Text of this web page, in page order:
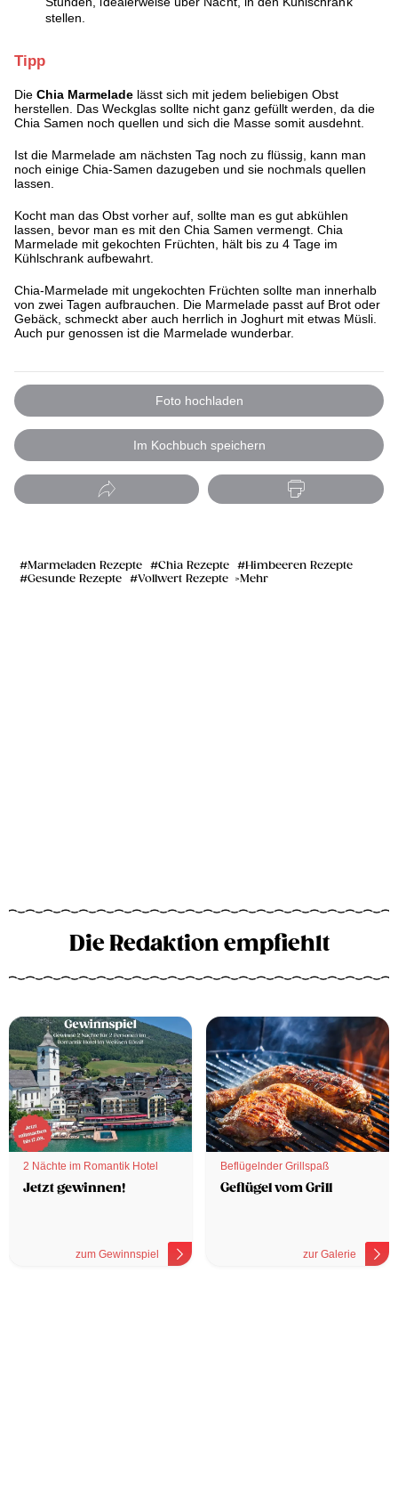
stellen.
Tipp
Die Chia Marmelade lässt sich mit jedem beliebigen Obst
herstellen. Das Weckglas sollte nicht ganz gefüllt werden, da die
Chia Samen noch quellen und sich die Masse somit ausdehnt.
Ist die Marmelade am nächsten Tag noch zu flüssig, kann man
noch einige Chia-Samen dazugeben und sie nochmals quellen
lassen.
Kocht man das Obst vorher auf, sollte man es gut abkühlen
lassen, bevor man es mit den Chia Samen vermengt. Chia
Marmelade mit gekochten Früchten, hält bis zu 4 Tage im
Kühlschrank aufbewahrt.
Chia-Marmelade mit ungekochten Früchten sollte man innerhalb
von zwei Tagen aufbrauchen. Die Marmelade passt auf Brot oder
Gebäck, schmeckt aber auch herrlich in Joghurt mit etwas Müsli.
Auch pur genossen ist die Marmelade wunderbar.
Foto hochladen
Im Kochbuch speichern
Marmeladen Rezepte Chia Rezepte
Himbeeren Rezepte
Gesunde Rezepte
Vollwert Rezepte Mehr
Die Redaktion empfiehlt
2 Nächte im Romantik Hotel
Jetzt gewinnen!
zum Gewinnspiel
Beflügelnder Grillspaß
Geflügel vom Grill
zur Galerie